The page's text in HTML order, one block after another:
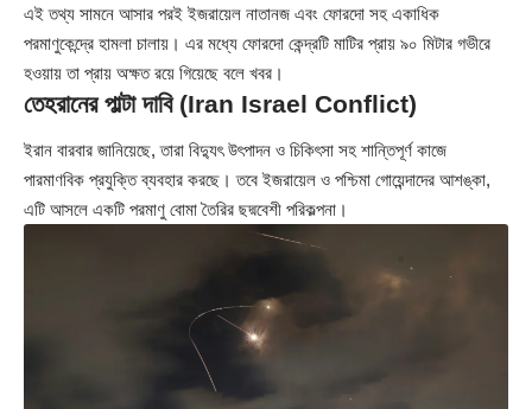
এই তথ্য সামনে আসার পরই ইজরায়েল নাতানজ এবং ফোরদো সহ একাধিক
পরমাণুকেন্দ্রে হামলা চালায়। এর মধ্যে ফোরদো কেন্দ্রটি মাটির প্রায় ৯০ মিটার গভীরে
হওয়ায় তা প্রায় অক্ষত রয়ে গিয়েছে বলে খবর।
তেহরানের পাল্টা দাবি (Iran Israel Conflict)
ইরান বারবার জানিয়েছে, তারা বিদ্যুৎ উৎপাদন ও চিকিৎসা সহ শান্তিপূর্ণ কাজে
পারমাণবিক প্রযুক্তি ব্যবহার করছে। তবে ইজরায়েল ও পশ্চিমা গোয়েন্দাদের আশঙ্কা,
এটি আসলে একটি পরমাণু বোমা তৈরির ছদ্মবেশী পরিকল্পনা।